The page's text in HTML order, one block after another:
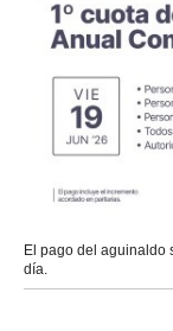
El pago del aguinaldo
día.